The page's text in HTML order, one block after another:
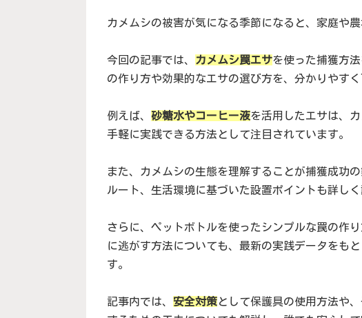
カメムシの被害が気になる季節になると、家庭や
今回の記事では、 カメムシ罠エサを使った捕獲方
の作り方や効果的なエサの選び方を、分かりやすく
例えば、 砂糖水やコーヒー液を活用したエサは、
手軽に実践できる方法として注目されています。
また、カメムシの生態を理解することが捕獲成功
ルート、生活環境に基づいた設置ポイントも詳しく
さらに、ペットボトルを使ったシンプルな罠の作
に逃がす方法についても、最新の実践データをも
す。
記事内では、 安全対策として保護具の使用方法や